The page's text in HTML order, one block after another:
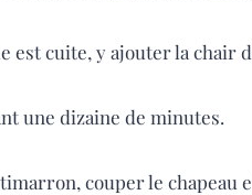
est cuite, y ajouter la chair
une dizaine de minutes.
couper le chapeau